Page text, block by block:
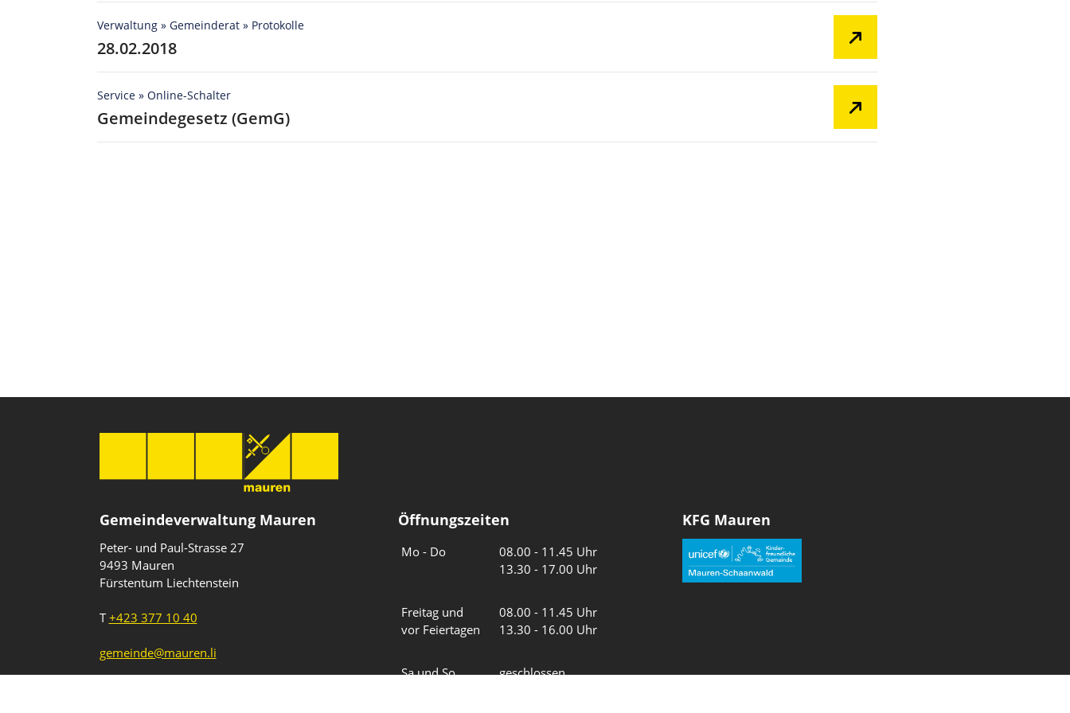
Verwaltung » Gemeinderat » Protokolle
28.02.2018
Service » Online-Schalter
Gemeindegesetz (GemG)
Gemeindeverwaltung Mauren
Peter- und Paul-Strasse 27
9493 Mauren
Fürstentum Liechtenstein
T+423 377 10 40
gemeinde@mauren.li
Öffnungszeiten
Mo - Do
08.00 - 11.45 Uhr
13.30 - 17.00 Uhr
Freitag und
vor Feiertagen
08.00 - 11.45 Uhr
13.30 - 16.00 Uhr
Sa und So geschlossen
KFG Mauren